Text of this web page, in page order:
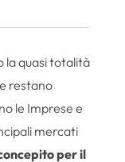
la quasi totalità
restano
le Imprese e
mercati
per il